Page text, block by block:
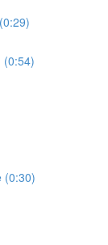
(0:54)
(0:30)